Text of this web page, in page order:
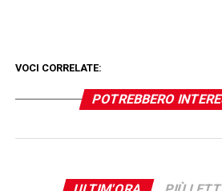
VOCI CORRELATE:
POTREBBERO